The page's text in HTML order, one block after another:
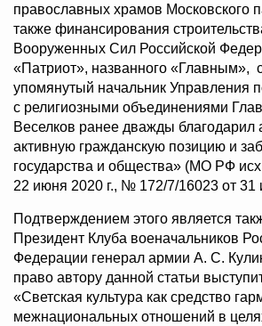
православных храмов Московского
также финансирования
Вооруженных Сил Российской
«Патриот», названного «Главным»,
упомянутый начальник Управления
с религиозными объединениями
Веселков ранее дважды благодарил
активную гражданскую позицию и
государства и общества» (МО РФ
22 июня 2020 г., № 172/7/16023 от 31
Подтверждением этого является
Президент Клуба военачальников
Федерации генерал армии А. С.
право автору данной статьи
«Светская культура как средство
межнациональных отношений в